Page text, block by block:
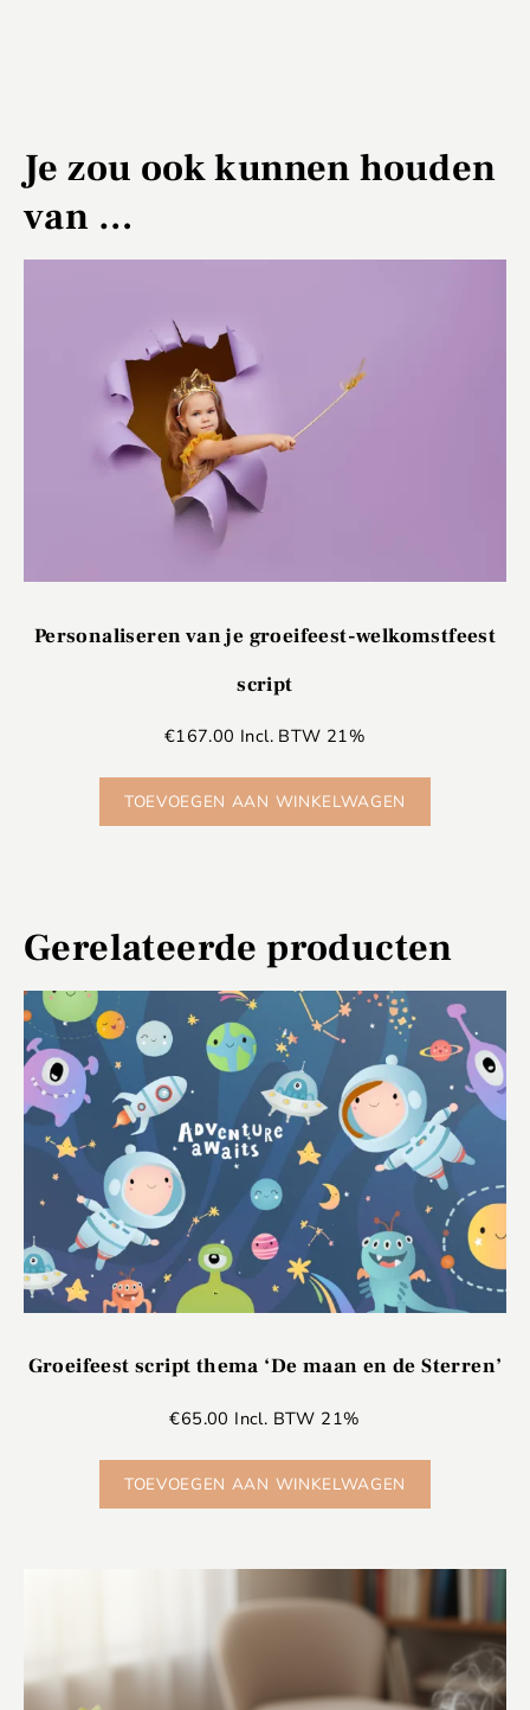
Je zou ook kunnen houden
van …
Personaliseren van je groeifeest-welkomstfeest
script
€167.00 Incl. BTW 21%
TOEVOEGEN AAN WINKELWAGEN
Gerelateerde producten
Groeifeest script thema ‘De maan en de Sterren’
€65.00 Incl. BTW 21%
TOEVOEGEN AAN WINKELWAGEN